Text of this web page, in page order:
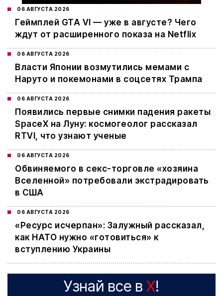
06 АВГУСТА 2026
Геймплей GTA VI — уже в августе? Чего
ждут от расширенного показа на Netflix
06 АВГУСТА 2026
Власти Японии возмутились мемами с
Наруто и покемонами в соцсетях Трампа
06 АВГУСТА 2026
Появились первые снимки падения ракеты
SpaceX на Луну: космогеолог рассказал
RTVI, что узнают ученые
06 АВГУСТА 2026
Обвиняемого в секс-торговле «хозяина
Вселенной» потребовали экстрадировать
в США
06 АВГУСТА 2026
«Ресурс исчерпан»: Залужный рассказал,
как НАТО нужно «готовиться» к
вступлению Украины
Узнай все в X!